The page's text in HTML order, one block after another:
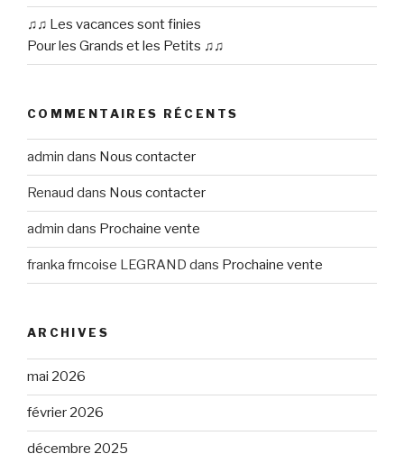
♫♫ Les vacances sont finies
Pour les Grands et les Petits ♫♫
COMMENTAIRES RÉCENTS
admin dans Nous contacter
Renaud dans Nous contacter
admin dans Prochaine vente
franka frncoise LEGRAND dans Prochaine vente
ARCHIVES
mai 2026
février 2026
décembre 2025